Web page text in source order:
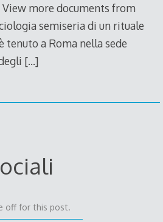
more documents from
semiseria di un rituale
tenuto a Roma nella sede
[…]
off for this post.